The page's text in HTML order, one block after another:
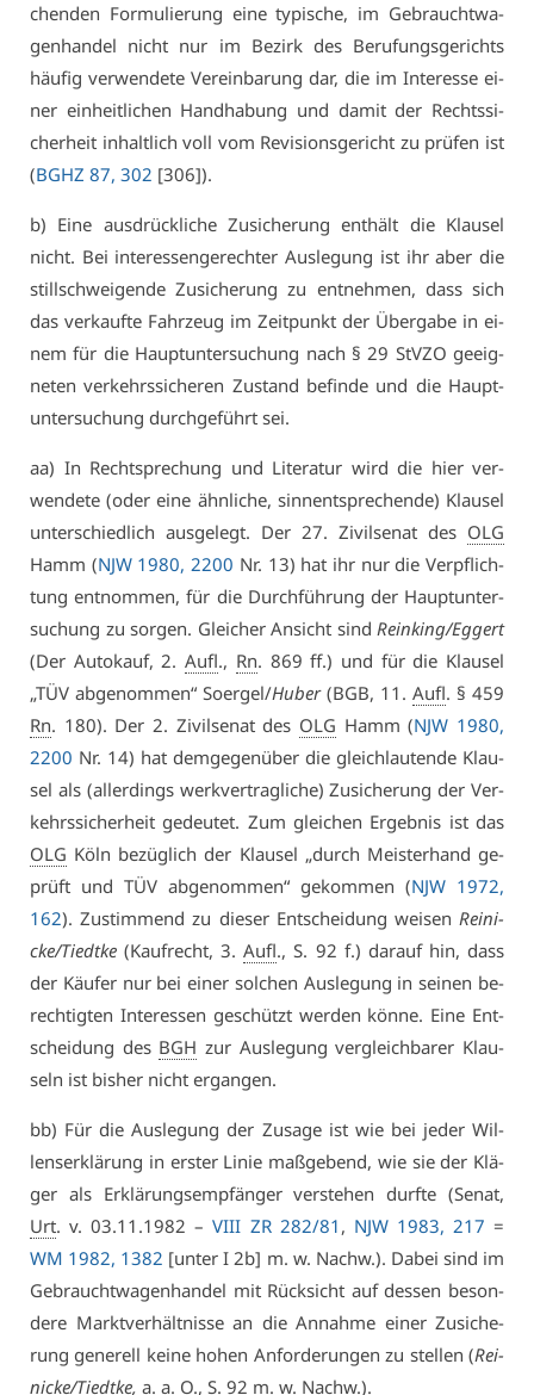
chen­den For­mu­lie­rung ei­ne ty­pi­sche, im Ge­braucht­wa­
gen­han­del nicht nur im Be­zirk des Be­ru­fungs­ge­richts
häu­fig ver­wen­de­te Ver­ein­ba­rung dar, die im In­ter­es­se ei­
ner ein­heit­li­chen Hand­ha­bung und da­mit der Rechts­si­
cher­heit in­halt­lich voll vom Re­vi­si­ons­ge­richt zu prü­fen ist
(BGHZ 87, 302 [306]).
b) Ei­ne aus­drück­li­che Zu­si­che­rung ent­hält die Klau­sel
nicht. Bei in­ter­es­sen­ge­rech­ter Aus­le­gung ist ihr aber die
still­schwei­gen­de Zu­si­che­rung zu ent­neh­men, dass sich
das ver­kauf­te Fahr­zeug im Zeit­punkt der Über­ga­be in ei­
nem für die Haupt­un­ter­su­chung nach § 29 StV­ZO ge­eig­
ne­ten ver­kehrs­si­che­ren Zu­stand be­fin­de und die Haupt­
un­ter­su­chung durch­ge­führt sei.
aa) In Recht­spre­chung und Li­te­ra­tur wird die hier ver­
wen­de­te (oder ei­ne ähn­li­che, sinn­ent­spre­chen­de) Klau­sel
un­ter­schied­lich aus­ge­legt. Der 27. Zi­vil­se­nat des OLG
Hamm (NJW 1980, 2200 Nr. 13) hat ihr nur die Ver­pflich­
tung ent­nom­men, für die Durch­füh­rung der Haupt­un­ter­
su­chung zu sor­gen. Glei­cher An­sicht sind Rein­king/Eg­gert
(Der Au­to­kauf, 2.Aufl., Rn. 869 ff.) und für die Klau­sel
„TÜV ab­ge­nom­men“ So­er­gel/Hu­ber(BGB, 11. Aufl. § 459
Rn. 180). Der 2. Zi­vil­se­nat des OLG Hamm (NJW 1980,
2200 Nr. 14) hat dem­ge­gen­über die gleich­lau­ten­de Klau­
sel als (al­ler­dings werk­ver­trag­li­che) Zu­si­che­rung der Ver­
kehrs­si­cher­heit ge­deu­tet. Zum glei­chen Er­geb­nis ist das
OLG Köln be­züg­lich der Klau­sel „durch Meis­ter­hand ge­
prüft und TÜV ab­ge­nom­men“ ge­kom­men (NJW 1972,
162). Zu­stim­mend zu die­ser Ent­schei­dung wei­sen Rei­ni­
cke/Tiedt­ke (Kauf­recht, 3.Aufl., S. 92 f.) dar­auf hin, dass
der Käu­fer nur bei ei­ner sol­chen Aus­le­gung in sei­nen be­
rech­tig­ten In­ter­es­sen ge­schützt wer­den kön­ne. Ei­ne Ent­
schei­dung des BGH zur Aus­le­gung ver­gleich­ba­rer Klau­
seln ist bis­her nicht er­gan­gen.
bb) Für die Aus­le­gung der Zu­sa­ge ist wie bei je­der Wil­
lens­er­klä­rung in ers­ter Li­nie maß­ge­bend, wie sie der Klä­
ger als Er­klä­rungs­emp­fän­ger ver­ste­hen durf­te (Se­nat,
Urt. v. 03.11.1982 –VI­II ZR 282/81 , NJW 1983, 217 =
WM 1982, 1382 [un­ter I 2b] m. w. Nachw.). Da­bei sind im
Ge­braucht­wa­gen­han­del mit Rück­sicht auf des­sen be­son­
de­re Markt­ver­hält­nis­se an die An­nah­me ei­ner Zu­si­che­
rung ge­ne­rell kei­ne ho­hen An­for­de­run­gen zu stel­len (Rei­
ni­cke/Tiedt­ke, a. a. O., S. 92 m. w. Nachw.).